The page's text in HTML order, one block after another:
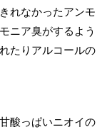
れなかったアンモ
ニア臭がするよう
たりアルコールの
酸っぱいニオイの